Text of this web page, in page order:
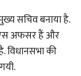
सचिव बनाया है.
अफसर हैं और
विधानसभा की